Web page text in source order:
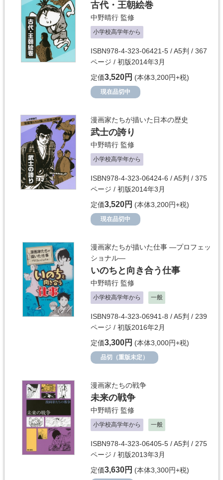
古代・王朝絵巻
中野晴行 監修
小学校高学年から
ISBN978-4-323-06421-5 / A5判 / 367
ページ / 初版2014年3月
定価3,520円 (本体3,200円+税)
現在品切中
漫画家たちが描いた日本の歴史
武士の誇り
中野晴行 監修
小学校高学年から
ISBN978-4-323-06424-6 / A5判 / 375
ページ / 初版2014年3月
定価3,520円 (本体3,200円+税)
現在品切中
漫画家たちが描いた仕事 ―プロフェッ
ショナル―
いのちと向き合う仕事
中野晴行 監修
小学校高学年から 一般
ISBN978-4-323-06941-8 / A5判 / 239
ページ / 初版2016年2月
定価3,300円 (本体3,000円+税)
品切（重版未定）
漫画家たちの戦争
未来の戦争
中野晴行 監修
小学校高学年から 一般
ISBN978-4-323-06405-5 / A5判 / 275
ページ / 初版2013年3月
定価3,630円 (本体3,300円+税)